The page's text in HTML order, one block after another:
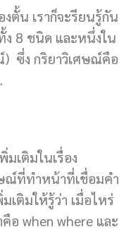
งตั้น เราก็จะรียนรู้กัน
ง 8 ชนิด และหนึ่งใน
) ซึ่ง กริยาวิเศษณ์คือ
มเติมในเรื่อง
ณ์ที่ทำหน้าที่เชื่อมคำ
เติมให้รู้ว่า เมื่อไหร่
อ when where และ